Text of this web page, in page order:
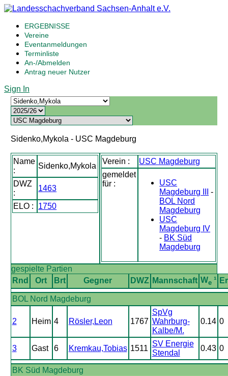
ERGEBNISSE
Vereine
Eventanmeldungen
Terminliste
An-/Abmelden
Antrag neuer Nutzer
Sign In
Sidenko,Mykola - USC Magdeburg
Name
:
Sidenko,Mykola
DWZ
:
1463
ELO : 1750
Verein :
USC Magdeburg
gemeldet
für :
USC
Magdeburg III
-
BOL Nord
Magdeburg
USC
Magdeburg IV
- BK Süd
Magdeburg
gespielte Partien
Rnd
Ort Brt Gegner DWZ Mannschaft We¹
BOL Nord Magdeburg
2 Heim 4 Rösler,Leon 1767
SpVg
Wahrburg-
Kalbe/M.
0.14 0
3 Gast 6 Kremkau,Tobias 1511
SV Energie
Stendal
0.43 0
BK Süd Magdeburg